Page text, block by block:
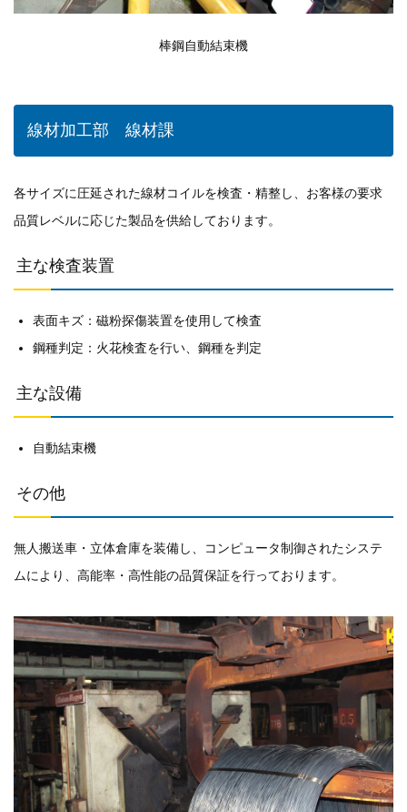
棒鋼自動結束機
線材加工部 線材課
各サイズに圧延された線材コイルを検査・精整し、お客様の要求
品質レベルに応じた製品を供給しております。
主な検査装置
表面キズ：磁粉探傷装置を使用して検査
鋼種判定：火花検査を行い、鋼種を判定
主な設備
自動結束機
その他
無人搬送車・立体倉庫を装備し、コンピュータ制御されたシステ
ムにより、高能率・高性能の品質保証を行っております。